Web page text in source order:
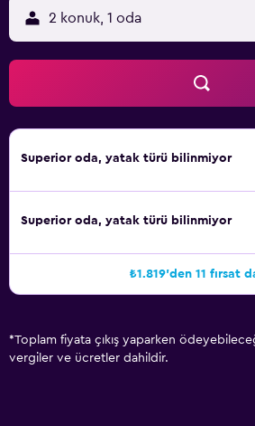
2 konuk, 1 oda
Superior oda, yatak türü bilinmiyor
Superior oda, yatak türü bilinmiyor
₺1.819'den 11 fırsat
*Toplam fiyata çıkış yaparken
vergiler ve ücretler dahildir.